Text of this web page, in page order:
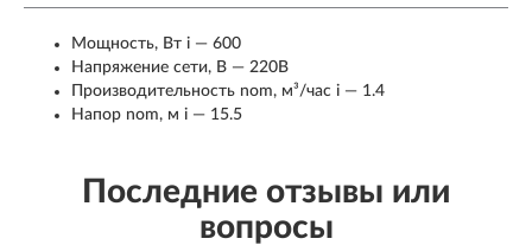
Мощность, Вт i — 600
Напряжение сети, В — 220В
Производительность nom, м³/час i — 1.4
Напор nom, м i — 15.5
Последние отзывы или
вопросы